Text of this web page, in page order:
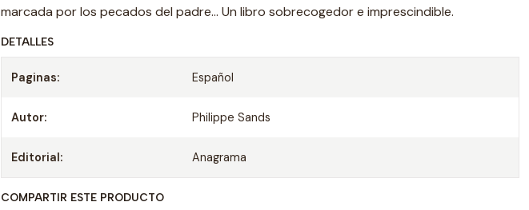
marcada por los pecados del padre... Un libro sobrecogedor e imprescindible.
DETALLES
Paginas: Español
Autor: Philippe Sands
Editorial: Anagrama
COMPARTIR ESTE PRODUCTO